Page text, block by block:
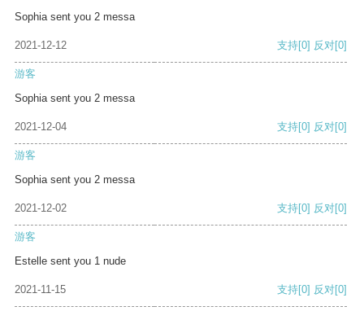
Sophia sent you 2 messa
2021-12-12 支持[0] 反对[0]
游客
Sophia sent you 2 messa
2021-12-04 支持[0] 反对[0]
游客
Sophia sent you 2 messa
2021-12-02 支持[0] 反对[0]
游客
Estelle sent you 1 nude
2021-11-15 支持[0] 反对[0]